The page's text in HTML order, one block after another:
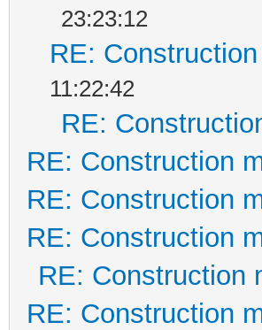
23:23:12
RE:
11:22:42
RE:
RE: Construction
RE: Construction
RE: Construction
RE: Construction
RE: Construction